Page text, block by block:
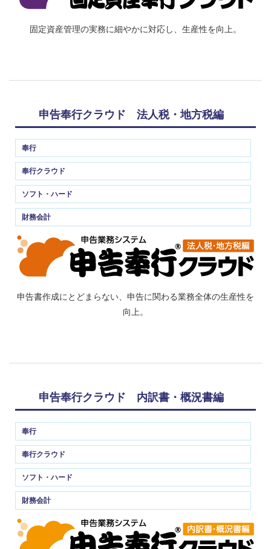
固定資産管理の実務に細やかに対応し、生産性を向上。
申告奉行クラウド 法人税・地方税編
奉行
奉行クラウド
ソフト・ハード
財務会計
申告書作成にとどまらない、申告に関わる業務全体の生産性を
向上。
申告奉行クラウド 内訳書・概況書編
奉行
奉行クラウド
ソフト・ハード
財務会計